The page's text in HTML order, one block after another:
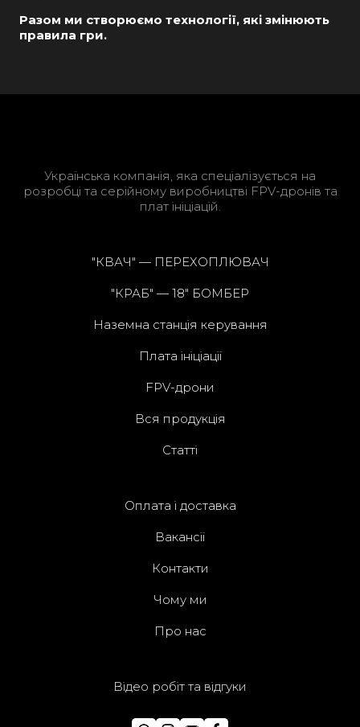
Разом ми створюємо технології, які змінюють
правила гри.
Українська компанія, яка спеціалізується на
розробці та серійному виробництві FPV-дронів та
плат ініціацій.
"КВАЧ" — ПЕРЕХОПЛЮВАЧ
"КРАБ" — 18" БОМБЕР
Наземна станція керування
Плата ініціації
FPV-дрони
Вся продукція
Статті
Оплата і доставка
Вакансії
Контакти
Чому ми
Про нас
Відео робіт та відгуки